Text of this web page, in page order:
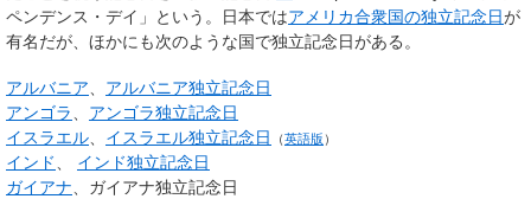
ペンデンス・デイ」という。日本ではアメリカ合衆国の独立記念日が
有名だが、ほかにも次のような国で独立記念日がある。
アルバニア、 アルバニア独立記念日
アンゴラ、 アンゴラ独立記念日
イスラエル、 イスラエル独立記念日 （英語版 ）
インド、 インド独立記念日
ガイアナ、ガイアナ独立記念日